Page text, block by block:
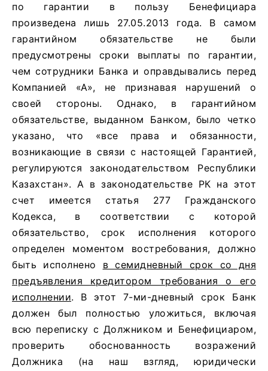
по гарантии в пользу Бенефициара
произведена лишь 27.05.2013 года. В самом
гарантийном обязательстве не были
предусмотрены сроки выплаты по гарантии,
чем сотрудники Банка и оправдывались перед
Компанией «А», не признавая нарушений о
своей стороны. Однако, в гарантийном
обязательстве, выданном Банком, было четко
указано, что «все права и обязанности,
возникающие в связи с настоящей Гарантией,
регулируются законодательством Республики
Казахстан». А в законодательстве РК на этот
счет имеется статья 277 Гражданского
Кодекса, в соответствии с которой
обязательство, срок исполнения которого
определен моментом востребования, должно
быть исполнено в семидневный срок со дня
предъявления кредитором требования о его
исполнении. В этот 7-ми-дневный срок Банк
должен был полностью уложиться, включая
всю переписку с Должником и Бенефициаром,
проверить обоснованность возражений
Должника (на наш взгляд, юридически